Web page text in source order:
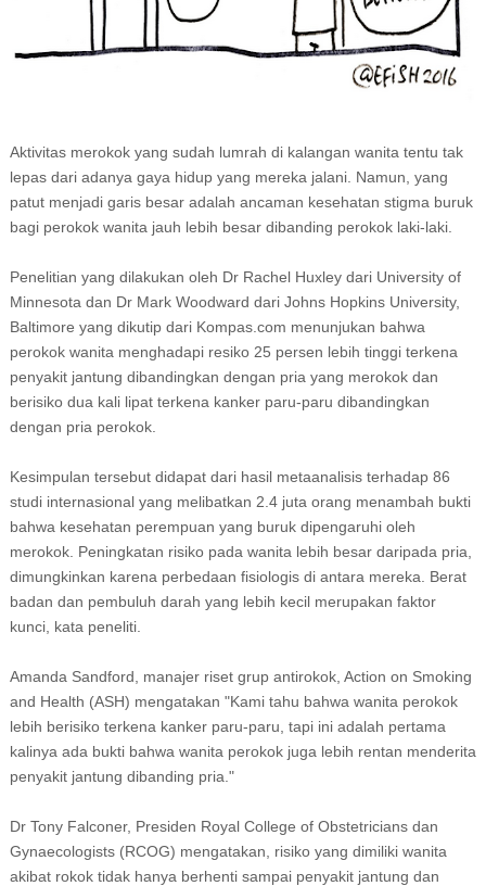
Aktivitas merokok yang sudah lumrah di kalangan wanita tentu tak
lepas dari adanya gaya hidup yang mereka jalani. Namun, yang
patut menjadi garis besar adalah ancaman kesehatan stigma buruk
bagi perokok wanita jauh lebih besar dibanding perokok laki-laki.
Penelitian yang dilakukan oleh Dr Rachel Huxley dari University of
Minnesota dan Dr Mark Woodward dari Johns Hopkins University,
Baltimore yang dikutip dari Kompas.com menunjukan bahwa
perokok wanita menghadapi resiko 25 persen lebih tinggi terkena
penyakit jantung dibandingkan dengan pria yang merokok dan
berisiko dua kali lipat terkena kanker paru-paru dibandingkan
dengan pria perokok.
Kesimpulan tersebut didapat dari hasil metaanalisis terhadap 86
studi internasional yang melibatkan 2.4 juta orang menambah bukti
bahwa kesehatan perempuan yang buruk dipengaruhi oleh
merokok. Peningkatan risiko pada wanita lebih besar daripada pria,
dimungkinkan karena perbedaan fisiologis di antara mereka. Berat
badan dan pembuluh darah yang lebih kecil merupakan faktor
kunci, kata peneliti.
Amanda Sandford, manajer riset grup antirokok, Action on Smoking
and Health (ASH) mengatakan "Kami tahu bahwa wanita perokok
lebih berisiko terkena kanker paru-paru, tapi ini adalah pertama
kalinya ada bukti bahwa wanita perokok juga lebih rentan menderita
penyakit jantung dibanding pria."
Dr Tony Falconer, Presiden Royal College of Obstetricians dan
Gynaecologists (RCOG) mengatakan, risiko yang dimiliki wanita
akibat rokok tidak hanya berhenti sampai penyakit jantung dan